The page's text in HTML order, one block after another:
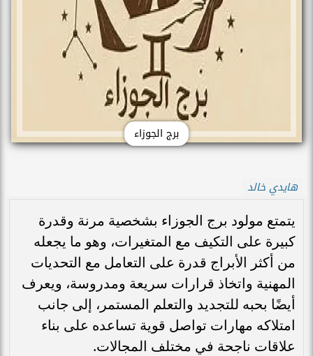
برج الجوزاء
هايدي خالد
يتمتع مولود برج الجوزاء بشخصية مرنة وقدرة
كبيرة على التكيف مع المتغيرات، وهو ما يجعله
من أكثر الأبراج قدرة على التعامل مع التحديات
المهنية واتخاذ قرارات سريعة ومدروسة، ويعرف
أيضًا بحبه للتجديد والتعلم المستمر، إلى جانب
امتلاكه مهارات تواصل قوية تساعده على بناء
علاقات ناجحة في مختلف المجالات.